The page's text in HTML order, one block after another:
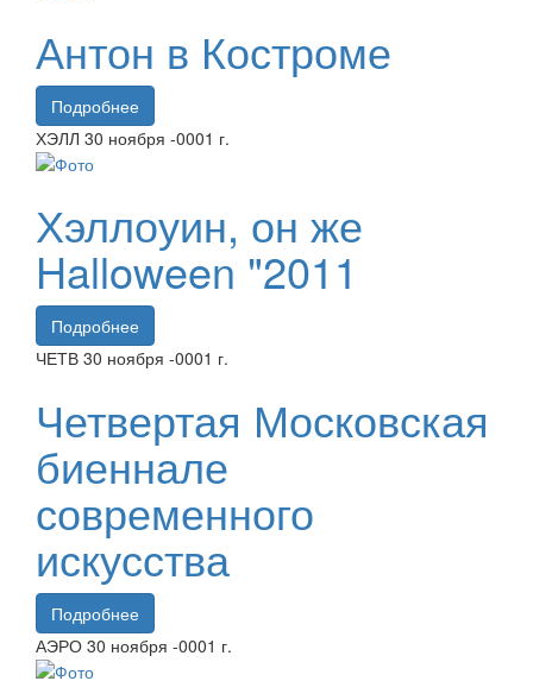
Антон в Костроме
Подробнее
ХЭЛЛ 30 ноября -0001 г.
Хэллоуин, он же
Halloween "2011
Подробнее
ЧЕТВ 30 ноября -0001 г.
Четвертая Московская
биеннале
современного
искусства
Подробнее
АЭРО 30 ноября -0001 г.